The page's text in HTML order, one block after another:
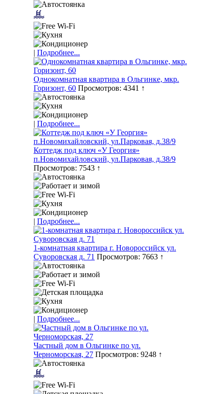
| Подробнее...
Однокомнатная квартира в Ольгинке, мкр.
Горизонт, 60 Просмотров: 4341 ↑
| Подробнее...
Коттедж под ключ «У Георгия»
п.Новомихайловский, ул.Парковая, д.38/9
Просмотров: 7543 ↑
| Подробнее...
1-комнатная квартира г. Новороссийск ул.
Суворовская д. 71 Просмотров: 7663 ↑
| Подробнее...
Частный дом в Ольгинке по ул.
Черноморская, 27 Просмотров: 9248 ↑